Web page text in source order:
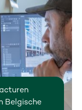
Belgische